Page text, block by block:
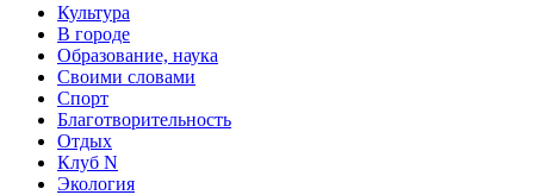
Культура
В городе
Образование, наука
Своими словами
Спорт
Благотворительность
Отдых
Клуб N
Экология